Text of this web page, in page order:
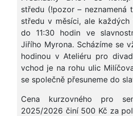
středu (!pozor – neznamená
středu v měsíci, ale každých
do 11:30 hodin ve
Jiřího Myrona. Scházíme se
hodinou v Ateliéru pro
vchod je na rohu ulic
se společně přesuneme do
Cena kurzovného pro
2025/2026 činí 500 Kč za